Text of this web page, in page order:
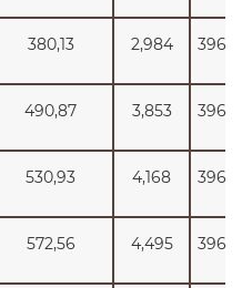
380,13 2,984
490,87 3,853
530,93 4,168
572,56 4,495